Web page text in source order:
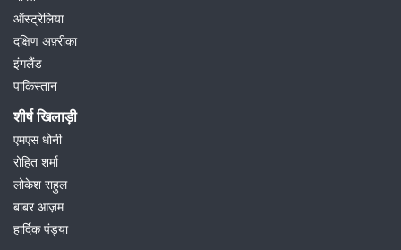
ऑस्ट्रेलिया
दक्षिण अफ़्रीका
इंगलैंड
पाकिस्तान
शीर्ष खिलाड़ी
एमएस धोनी
रोहित शर्मा
लोकेश राहुल
बाबर आज़म
हार्दिक पंड्या